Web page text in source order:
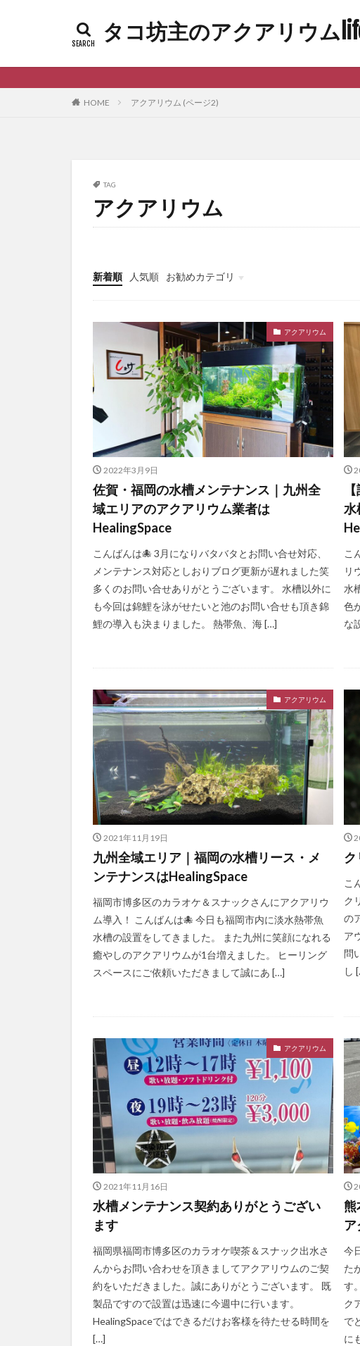
タコ坊主のアクアリウム
HOME アクアリウム (ページ2)
TAG
アクアリウム
新着順 人気順
お勧めカテゴリ
未分類
アクアリウム
2022年3月9日
佐賀・福岡の水槽メンテナンス｜九州全
域エリアのアクアリウム業者は
HealingSpace
こんばんは🐙 3月になりバタバタとお問い合せ対応、
メンテナンス対応としおりブログ更新が遅れました笑
多くのお問い合せありがとうございます。 水槽以外に
も今回は錦鯉を泳がせたいと池のお問い合せも頂き錦
鯉の導入も決まりました。 熱帯魚、海 […]
水
こ
リ
水
色
な
アクアリウム
2021年11月19日
九州全域エリア｜福岡の水槽リース・メ
ンテナンスはHealingSpace
福岡市博多区のカラオケ＆スナックさんにアクアリウ
ム導入！ こんばんは🐙 今日も福岡市内に淡水熱帯魚
水槽の設置をしてきました。 また九州に笑顔になれる
癒やしのアクアリウムが1台増えました。 ヒーリング
スペースにご依頼いただきまして誠にあ […]
ク
こ
ク
の
ア
問
し
アクアリウム
2021年11月16日
水槽メンテナンス契約ありがとうござい
ます
福岡県福岡市博多区のカラオケ喫茶＆スナック出水さ
んからお問い合わせを頂きましてアクアリウムのご契
約をいただきました。誠にありがとうございます。 既
製品ですので設置は迅速に今週中に行います。
HealingSpaceではできるだけお客様を待たせる時間を
[…]
熊
ア
今
た
す
ク
で
に